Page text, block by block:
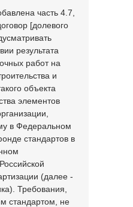
часть 4.7,
[долевого
результата
работ на
и
объекта
элементов
в Федеральном
стандартов в
(далее -
Требования,
стандартом, не